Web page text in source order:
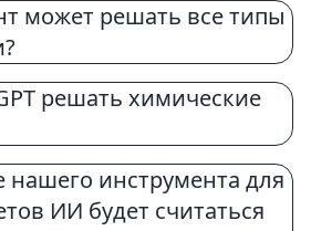
дополнительные ресурсы для
обеспечивая более
и эффективную помощь с
по химии.
может решать все типы
решать химические
нашего инструмента для
ИИ будет считаться